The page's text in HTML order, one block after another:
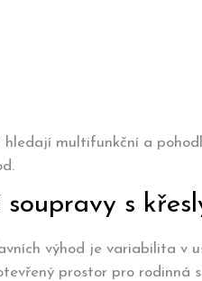
hledají multifunkční a
soupravy s
výhod je variabilita v
prostor pro rodinná